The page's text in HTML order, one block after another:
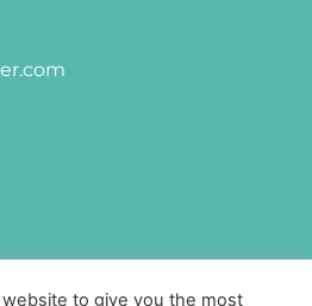
to give you the most